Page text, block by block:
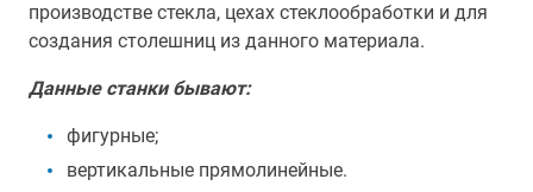
производстве стекла, цехах стеклообработки и для
создания столешниц из данного материала.
Данные станки бывают:
фигурные;
вертикальные прямолинейные.